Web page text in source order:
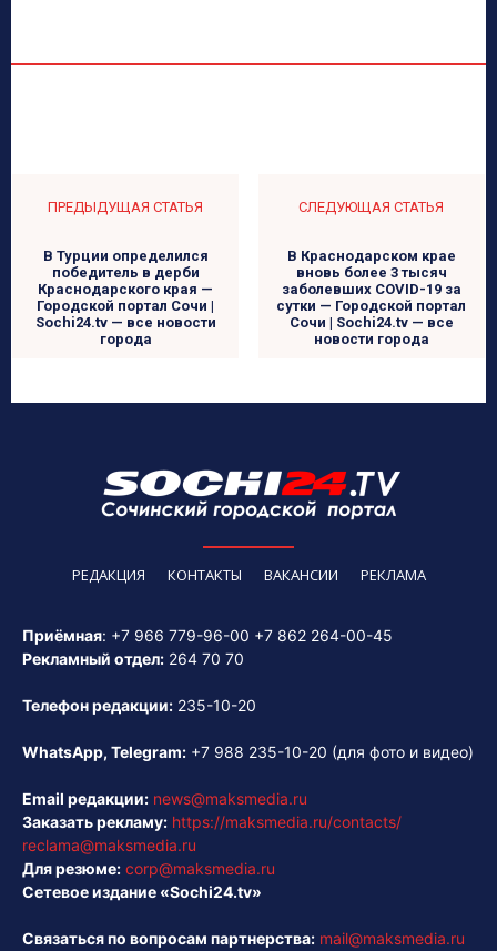
ПРЕДЫДУЩАЯ СТАТЬЯ
В Турции определился
победитель в дерби
Краснодарского края —
Городской портал Сочи |
Sochi24.tv — все новости
города
СЛЕДУЮЩАЯ СТАТЬЯ
В Краснодарском крае
вновь более 3 тысяч
заболевших COVID-19 за
сутки — Городской портал
Сочи | Sochi24.tv — все
новости города
РЕДАКЦИЯ КОНТАКТЫ ВАКАНСИИ РЕКЛАМА
Приёмная: +7 966 779-96-00 +7 862 264-00-45
Рекламный отдел: 264 70 70
Телефон редакции: 235-10-20
WhatsApp, Telegram: +7 988 235-10-20 (для фото и видео)
Email редакции: news@maksmedia.ru
Заказать рекламу: https://maksmedia.ru/contacts/
reclama@maksmedia.ru
Для резюме: corp@maksmedia.ru
Сетевое издание «Sochi24.tv»
Связаться по вопросам партнерства: mail@maksmedia.ru